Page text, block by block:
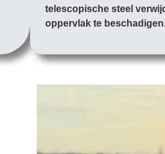
telescopische steel
oppervlak te